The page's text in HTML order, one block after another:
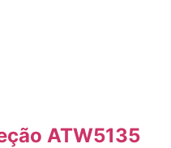
ATW5135